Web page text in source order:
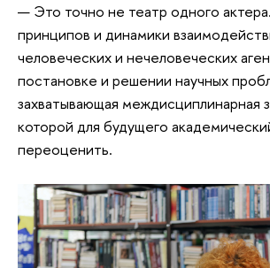
— Это точно не театр одного
принципов и динамики
человеческих и нечеловеческих
постановке и решении научных
захватывающая междисциплинарная
которой для будущего
переоценить.